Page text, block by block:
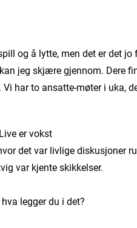
og å lytte, men det er det jo
jeg skjære gjennom. Dere
har to ansatte-møter i uka,
er vokst
det var livlige diskusjoner
var kjente skikkelser.
legger du i det?